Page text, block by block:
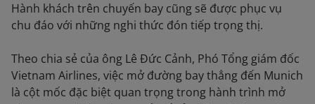
Hành khách trên chuyến bay cũng sẽ được phục vụ
chu đáo với những nghi thức đón tiếp trọng thị.
Theo chia sẻ của ông Lê Đức Cảnh, Phó Tổng giám đốc
Vietnam Airlines, việc mở đường bay thẳng đến Munich
là cột mốc đặc biệt quan trọng trong hành trình mở